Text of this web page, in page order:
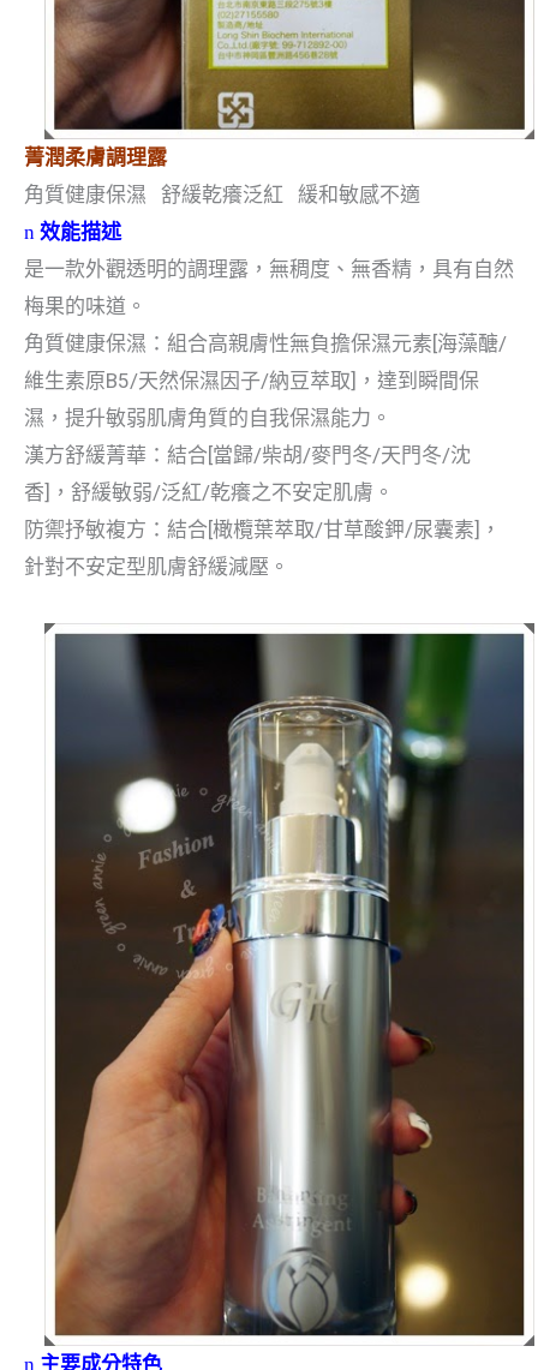
菁潤柔膚調理露
角質健康保濕
舒緩乾癢泛紅
緩和敏感不適
n 效能描述
是一款外觀透明的調理露，無稠度、無香精，具有自然
梅果的味道。
角質健康保濕：組合高親膚性無負擔保濕元素[海藻醣/
維生素原B5/天然保濕因子/納豆萃取] ，達到瞬間保
濕，提升敏弱肌膚角質的自我保濕能力。
漢方舒緩菁華：結合[當歸/柴胡/麥門冬/天門冬/沈
香] ，舒緩敏弱/泛紅/乾癢之不安定肌膚。
防禦抒敏複方：結合[橄欖葉萃取/甘草酸鉀/尿囊素] ，
針對不安定型肌膚舒緩減壓。
n 主要成分特色